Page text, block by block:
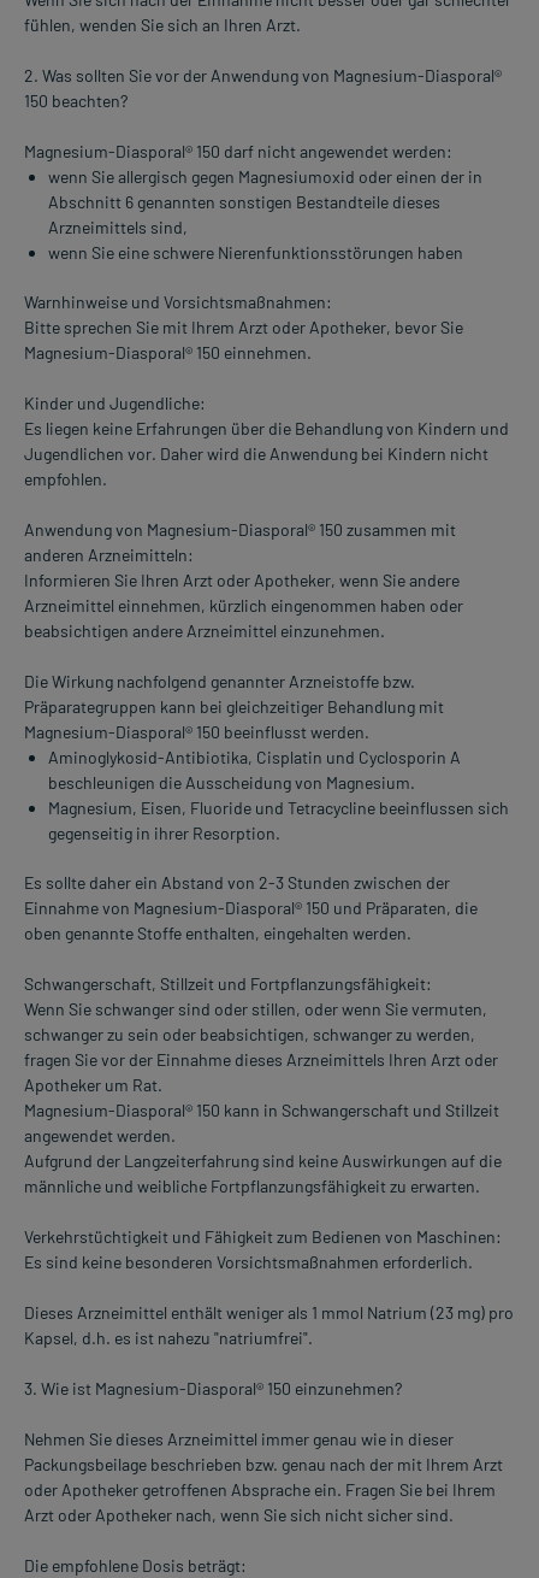
fühlen, wenden Sie sich an Ihren Arzt.
2. Was sollten Sie vor der Anwendung von Magnesium-Diasporal®
150 beachten?
Magnesium-Diasporal® 150 darf nicht angewendet werden:
wenn Sie allergisch gegen Magnesiumoxid oder einen der in
Abschnitt 6 genannten sonstigen Bestandteile dieses
Arzneimittels sind,
wenn Sie eine schwere Nierenfunktionsstörungen haben
Warnhinweise und Vorsichtsmaßnahmen:
Bitte sprechen Sie mit Ihrem Arzt oder Apotheker, bevor Sie
Magnesium-Diasporal® 150 einnehmen.
Kinder und Jugendliche:
Es liegen keine Erfahrungen über die Behandlung von Kindern und
Jugendlichen vor. Daher wird die Anwendung bei Kindern nicht
empfohlen.
Anwendung von Magnesium-Diasporal® 150 zusammen mit
anderen Arzneimitteln:
Informieren Sie Ihren Arzt oder Apotheker, wenn Sie andere
Arzneimittel einnehmen, kürzlich eingenommen haben oder
beabsichtigen andere Arzneimittel einzunehmen.
Die Wirkung nachfolgend genannter Arzneistoffe bzw.
Präparategruppen kann bei gleichzeitiger Behandlung mit
Magnesium-Diasporal® 150 beeinflusst werden.
Aminoglykosid-Antibiotika, Cisplatin und Cyclosporin A
beschleunigen die Ausscheidung von Magnesium.
Magnesium, Eisen, Fluoride und Tetracycline beeinflussen sich
gegenseitig in ihrer Resorption.
Es sollte daher ein Abstand von 2-3 Stunden zwischen der
Einnahme von Magnesium-Diasporal® 150 und Präparaten, die
oben genannte Stoffe enthalten, eingehalten werden.
Schwangerschaft, Stillzeit und Fortpflanzungsfähigkeit:
Wenn Sie schwanger sind oder stillen, oder wenn Sie vermuten,
schwanger zu sein oder beabsichtigen, schwanger zu werden,
fragen Sie vor der Einnahme dieses Arzneimittels Ihren Arzt oder
Apotheker um Rat.
Magnesium-Diasporal® 150 kann in Schwangerschaft und Stillzeit
angewendet werden.
Aufgrund der Langzeiterfahrung sind keine Auswirkungen auf die
männliche und weibliche Fortpflanzungsfähigkeit zu erwarten.
Verkehrstüchtigkeit und Fähigkeit zum Bedienen von Maschinen:
Es sind keine besonderen Vorsichtsmaßnahmen erforderlich.
Dieses Arzneimittel enthält weniger als 1 mmol Natrium (23 mg) pro
Kapsel, d.h. es ist nahezu "natriumfrei".
3. Wie ist Magnesium-Diasporal® 150 einzunehmen?
Nehmen Sie dieses Arzneimittel immer genau wie in dieser
Packungsbeilage beschrieben bzw. genau nach der mit Ihrem Arzt
oder Apotheker getroffenen Absprache ein. Fragen Sie bei Ihrem
Arzt oder Apotheker nach, wenn Sie sich nicht sicher sind.
Die empfohlene Dosis beträgt: